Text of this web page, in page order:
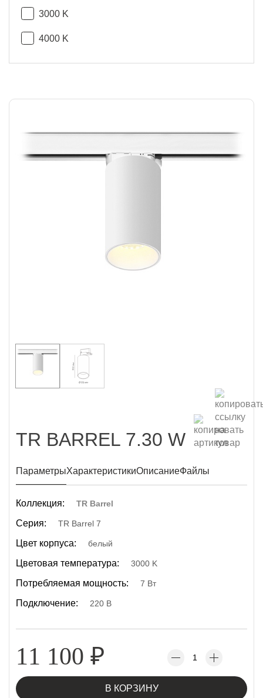
3000 K
4000 K
TR BARREL 7.30 W
ПараметрыХарактеристикиОписаниеФайлы
Коллекция: TR Barrel
Серия: TR Barrel 7
Цвет корпуса: белый
Цветовая температура: 3000 K
Потребляемая мощность: 7 Вт
Подключение: 220 В
11 100 ₽
В КОРЗИНУ